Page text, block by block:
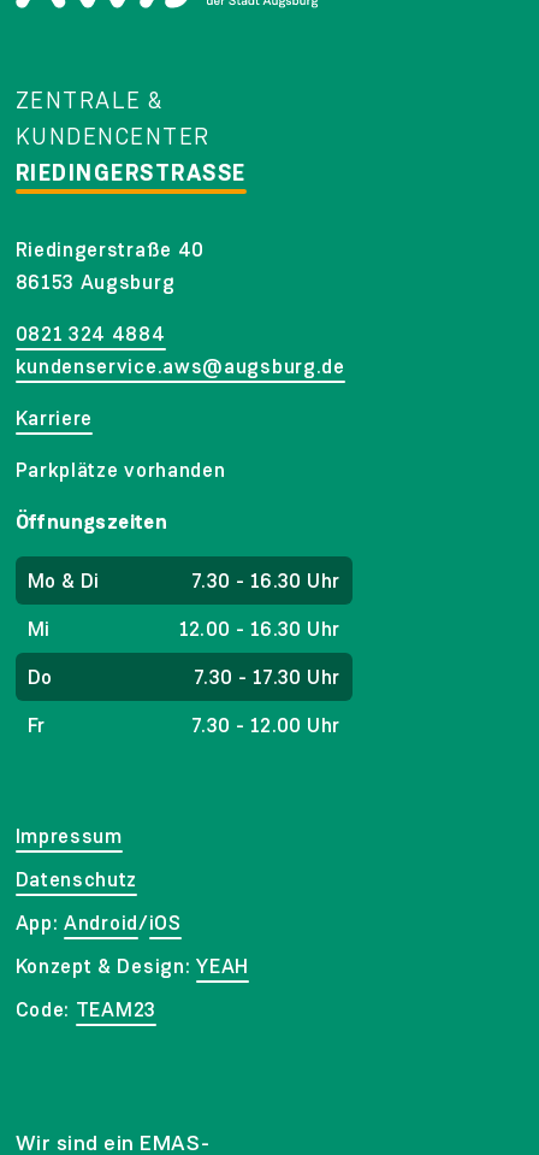
ZENTRALE &
KUNDENCENTER
RIEDINGERSTRASSE
Riedingerstraße 40
86153 Augsburg
0821 324 4884
kundenservice.aws@augsburg.de
Karriere
Parkplätze vorhanden
Öffnungszeiten
Mo & Di
7.30 - 16.30 Uhr
Mi
12.00 - 16.30 Uhr
Do
7.30 - 17.30 Uhr
Fr
7.30 - 12.00 Uhr
Impressum
Datenschutz
App: Android/iOS
Konzept & Design:YEAH
Code: TEAM23
Wir sind ein EMAS-